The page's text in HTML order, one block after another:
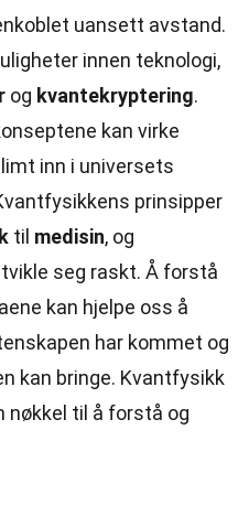
uansett avstand.
innen teknologi,
og kvantekryptering.
kan virke
inn i universets
prinsipper
til medisin, og
seg raskt. Å forstå
kan hjelpe oss å
har kommet og
kan bringe. Kvantfysikk
nøkkel til å forstå og